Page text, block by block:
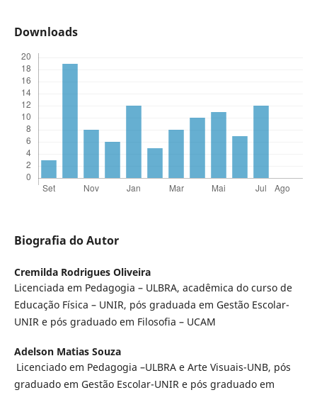
Downloads
Biografia do Autor
Cremilda Rodrigues Oliveira
Licenciada em Pedagogia – ULBRA, acadêmica do curso de
Educação Física – UNIR, pós graduada em Gestão Escolar-
UNIR e pós graduado em Filosofia – UCAM
Adelson Matias Souza
Licenciado em Pedagogia –ULBRA e Arte Visuais-UNB, pós
graduado em Gestão Escolar-UNIR e pós graduado em